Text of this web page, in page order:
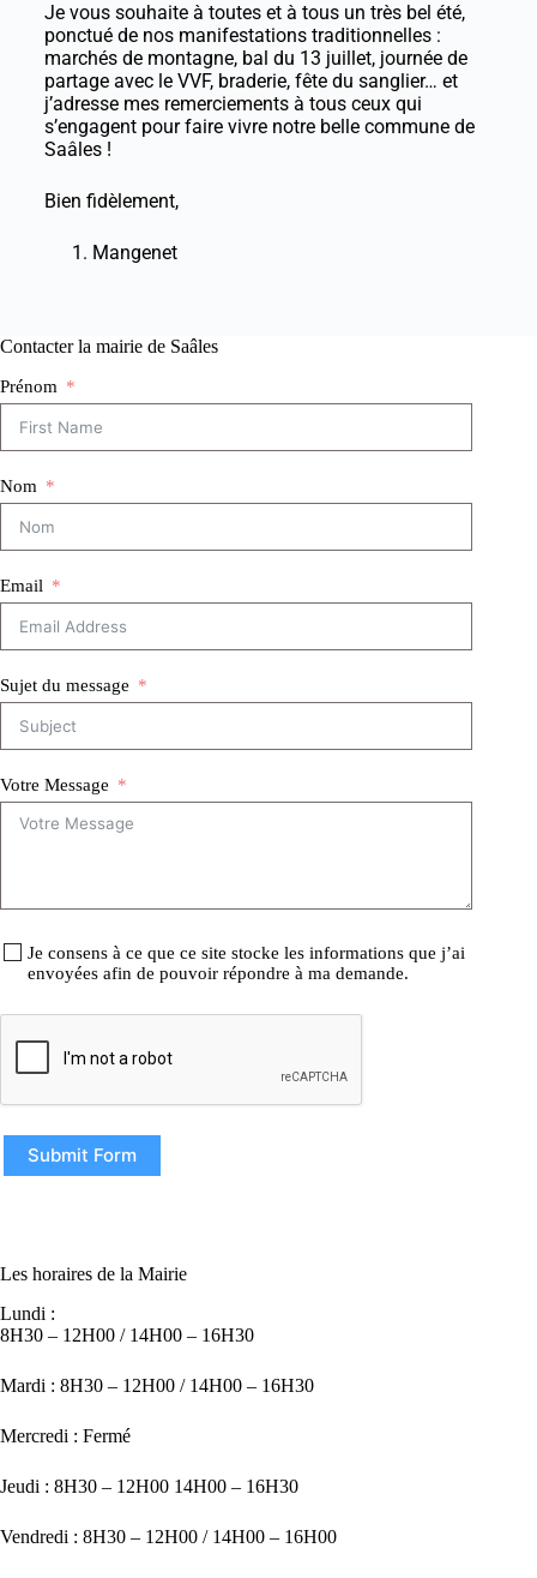
Je vous souhaite à toutes et à tous un très bel été,
ponctué de nos manifestations traditionnelles :
marchés de montagne, bal du 13 juillet, journée de
partage avec le VVF, braderie, fête du sanglier… et
j’adresse mes remerciements à tous ceux qui
s’engagent pour faire vivre notre belle commune de
Saâles !
Bien fidèlement,
Mangenet
Contacter la mairie de Saâles
Prénom
Nom
Email
Sujet du message
Votre Message
Je consens à ce que ce site stocke les informations que j’ai
envoyées afin de pouvoir répondre à ma demande.
Submit Form
Les horaires de la Mairie
Lundi :
8H30 – 12H00 / 14H00 – 16H30
Mardi : 8H30 – 12H00 / 14H00 – 16H30
Mercredi : Fermé
Jeudi : 8H30 – 12H00 14H00 – 16H30
Vendredi : 8H30 – 12H00 / 14H00 – 16H00